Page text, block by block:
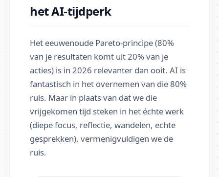
het AI-tijdperk
Het eeuwenoude Pareto-principe (80%
van je resultaten komt uit 20% van je
acties) is in 2026 relevanter dan ooit. AI is
fantastisch in het overnemen van die 80%
ruis. Maar in plaats van dat we die
vrijgekomen tijd steken in het échte werk
(diepe focus, reflectie, wandelen, echte
gesprekken), vermenigvuldigen we de
ruis.